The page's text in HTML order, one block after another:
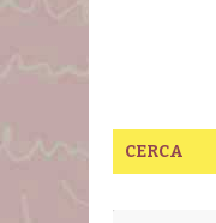
CERCA